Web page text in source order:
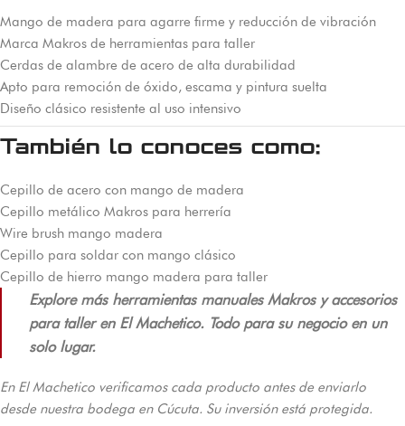
Mango de madera para agarre firme y reducción de vibración
Marca Makros de herramientas para taller
Cerdas de alambre de acero de alta durabilidad
Apto para remoción de óxido, escama y pintura suelta
Diseño clásico resistente al uso intensivo
También lo conoces como:
Cepillo de acero con mango de madera
Cepillo metálico Makros para herrería
Wire brush mango madera
Cepillo para soldar con mango clásico
Cepillo de hierro mango madera para taller
Explore más herramientas manuales Makros y accesorios
para taller en El Machetico. Todo para su negocio en un
solo lugar.
En El Machetico verificamos cada producto antes de enviarlo
desde nuestra bodega en Cúcuta. Su inversión está protegida.